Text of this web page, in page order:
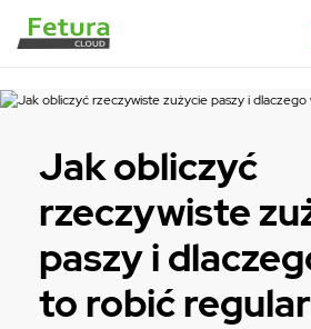
Jak obliczyć
rzeczywiste
paszy i
to robić